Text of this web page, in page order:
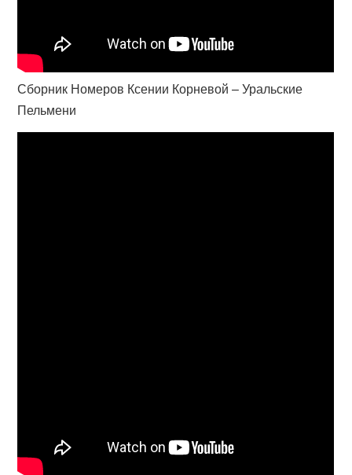
Сборник Номеров Ксении Корневой – Уральские
Пельмени